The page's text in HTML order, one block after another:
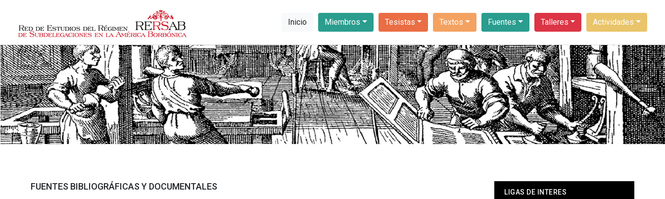
Inicio Miembros Tesistas Textos Fuentes Talleres Actividades
FUENTES BIBLIOGRÁFICAS Y DOCUMENTALES
LIGAS DE INTERES